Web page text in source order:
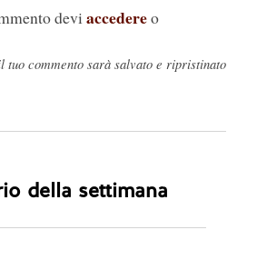
devi accedereo
tuo commento sarà salvato e ripristinato
della settimana